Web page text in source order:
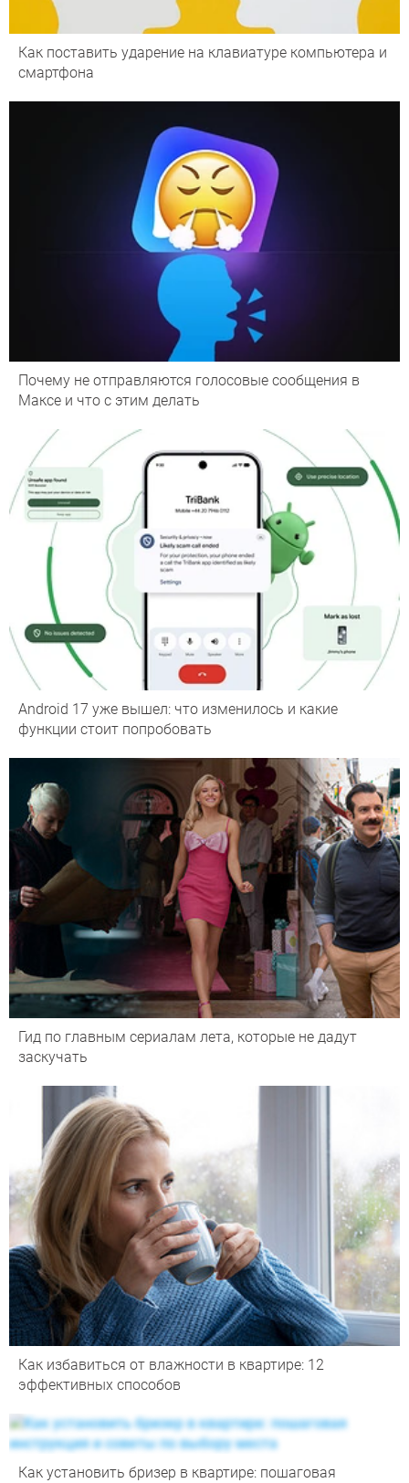
Как поставить ударение на клавиатуре компьютера и
смартфона
Почему не отправляются голосовые сообщения в
Максе и что с этим делать
Android 17 уже вышел: что изменилось и какие
функции стоит попробовать
Гид по главным сериалам лета, которые не дадут
заскучать
Как избавиться от влажности в квартире: 12
эффективных способов
Как установить бризер в квартире: пошаговая